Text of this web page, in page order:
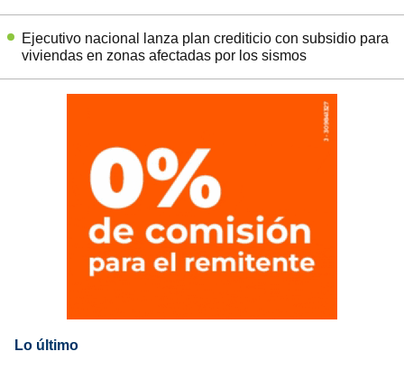
Ejecutivo nacional lanza plan crediticio con subsidio para
viviendas en zonas afectadas por los sismos
Lo último